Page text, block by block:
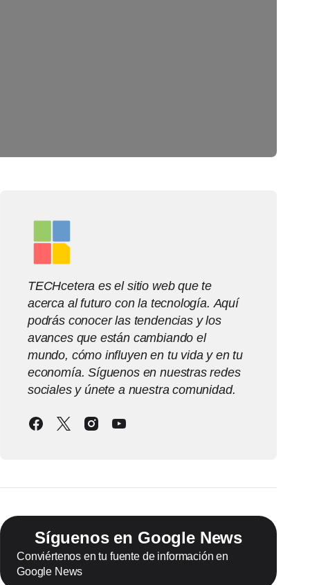
TECHcetera es el sitio web que te
acerca al futuro con la tecnología. Aquí
podrás conocer las tendencias y los
avances que están cambiando el
mundo, cómo influyen en tu vida y en tu
economía. Síguenos en nuestras redes
sociales y únete a nuestra comunidad.
Síguenos en Google News
Conviértenos en tu fuente de información en
Google News